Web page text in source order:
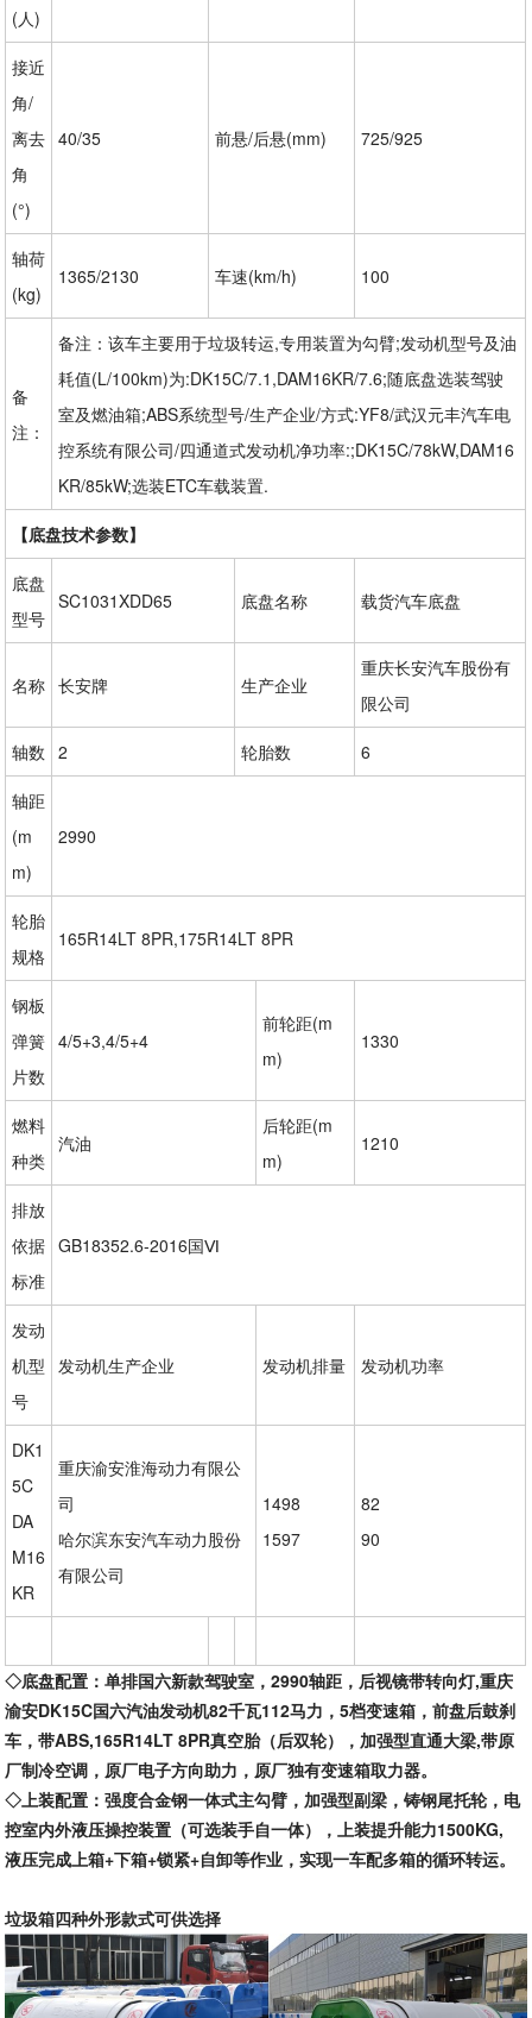
(人)
接近
角/
离去
角
(°)
40/35 前悬/后悬(mm) 725/925
轴荷
(kg)
1365/2130 车速(km/h) 100
备
注：
备注：该车主要用于垃圾转运,专用装置为勾臂;发动机型号及油
耗值(L/100km)为:DK15C/7.1,DAM16KR/7.6;随底盘选装驾驶
室及燃油箱;ABS系统型号/生产企业/方式:YF8/武汉元丰汽车电
控系统有限公司/四通道式发动机净功率:;DK15C/78kW,DAM16
KR/85kW;选装ETC车载装置.
【底盘技术参数】
底盘
型号
SC1031XDD65 底盘名称 载货汽车底盘
名称 长安牌 生产企业
重庆长安汽车股份有
限公司
轴数 2 轮胎数 6
轴距
(m
m)
2990
轮胎
规格
165R14LT 8PR,175R14LT 8PR
钢板
弹簧
片数
4/5+3,4/5+4
前轮距(m
m)
1330
燃料
种类
汽油
后轮距(m
m)
1210
排放
依据
标准
GB18352.6-2016国Ⅵ
发动
机型
号
发动机生产企业 发动机排量 发动机功率
DK1
5C
DA
M16
KR
重庆渝安淮海动力有限公
司
哈尔滨东安汽车动力股份
有限公司
1498
1597
82
90
◇底盘配置：单排国六新款驾驶室，2990轴距，后视镜带转向灯,重庆
渝安DK15C国六汽油发动机82千瓦112马力，5档变速箱，前盘后鼓刹
车，带ABS,165R14LT 8PR真空胎（后双轮），加强型直通大梁,带原
厂制冷空调，原厂电子方向助力，原厂独有变速箱取力器。
◇上装配置：强度合金钢一体式主勾臂，加强型副梁，铸钢尾托轮，电
控室内外液压操控装置（可选装手自一体），上装提升能力1500KG,
液压完成上箱+下箱+锁紧+自卸等作业，实现一车配多箱的循环转运。
垃圾箱四种外形款式可供选择